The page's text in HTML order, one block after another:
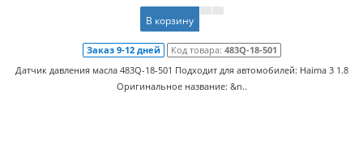
В корзину
Заказ 9-12 дней Код товара: 483Q-18-501
Датчик давления масла 483Q-18-501 Подходит для автомобилей: Haima 3 1.8
Оригинальное название: &n..